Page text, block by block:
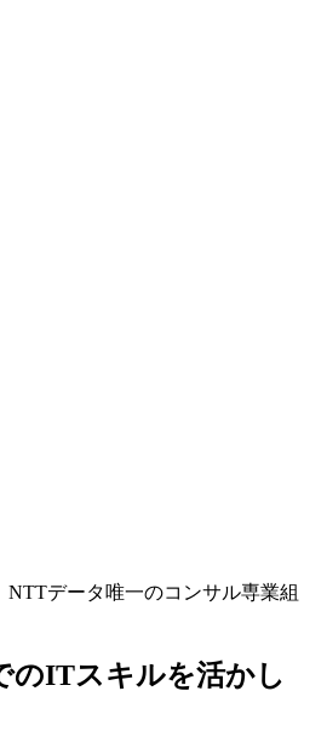
データ唯一のコンサル専業組
のITスキルを活かし